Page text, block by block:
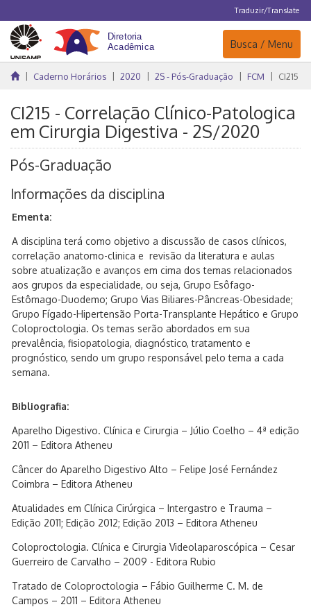
Traduzir/Translate
Navegação
Busca / Menu
Caderno Horários 2020 2S - Pós-Graduação FCM CI215
CI215 - Correlação Clínico-Patologica
em Cirurgia Digestiva - 2S/2020
Pós-Graduação
Informações da disciplina
Ementa:
A disciplina terá como objetivo a discussão de casos clínicos,
correlação anatomo-clinica e revisão da literatura e aulas
sobre atualização e avanços em cima dos temas relacionados
aos grupos da especialidade, ou seja, Grupo Esôfago-
Estômago-Duodemo; Grupo Vias Biliares-Pâncreas-Obesidade;
Grupo Fígado-Hipertensão Porta-Transplante Hepático e Grupo
Coloproctologia. Os temas serão abordados em sua
prevalência, fisiopatologia, diagnóstico, tratamento e
prognóstico, sendo um grupo responsável pelo tema a cada
semana.
Bibliografia:
Aparelho Digestivo. Clínica e Cirurgia – Júlio Coelho – 4ª edição
2011 – Editora Atheneu
Câncer do Aparelho Digestivo Alto – Felipe José Fernández
Coimbra – Editora Atheneu
Atualidades em Clínica Cirúrgica – Intergastro e Trauma –
Edição 2011; Edição 2012; Edição 2013 – Editora Atheneu
Coloproctologia. Clínica e Cirurgia Videolaparoscópica – Cesar
Guerreiro de Carvalho – 2009 - Editora Rubio
Tratado de Coloproctologia – Fábio Guilherme C. M. de
Campos – 2011 – Editora Atheneu